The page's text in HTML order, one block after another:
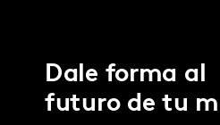
Dale forma al
futuro de tu